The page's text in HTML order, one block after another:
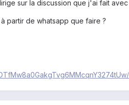
sur la discussion que j'ai fait avec
partir de whatsapp que faire ?